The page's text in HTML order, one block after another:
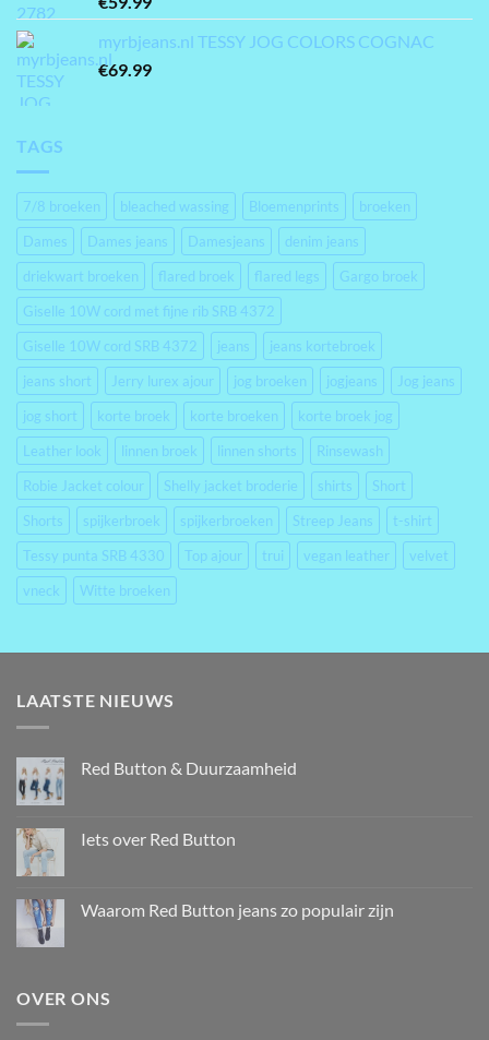
myrbjeans.nl TESSY JOG COLORS COGNAC
€69.99
TAGS
7/8 broeken bleached wassing Bloemenprints
broeken
Dames
Dames jeans Damesjeans
denim jeans
driekwart broeken
flared broek flared legs
Gargo broek
Giselle 10W cord met fijne rib SRB 4372
Giselle 10W cord SRB 4372
jeans
jeans kortebroek
jeans short
Jerry lurex ajour jog broeken jogjeans
Jog jeans
jog short
korte broek korte broeken
korte broek jog
Leather look
linnen broek linnen shorts
Rinsewash
Robie Jacket colour
Shelly jacket broderie shirts
Short
Shorts
spijkerbroek spijkerbroeken Streep Jeans
t-shirt
Tessy punta SRB 4330
Top ajour trui vegan leather
velvet
vneck
Witte broeken
LAATSTE NIEUWS
Red Button & Duurzaamheid
Iets over Red Button
Waarom Red Button jeans zo populair zijn
OVER ONS